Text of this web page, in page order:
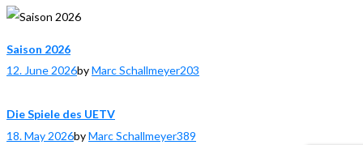
Saison 2026
12. June 2026byMarc Schallmeyer203
Die Spiele des UETV
18. May 2026byMarc Schallmeyer389